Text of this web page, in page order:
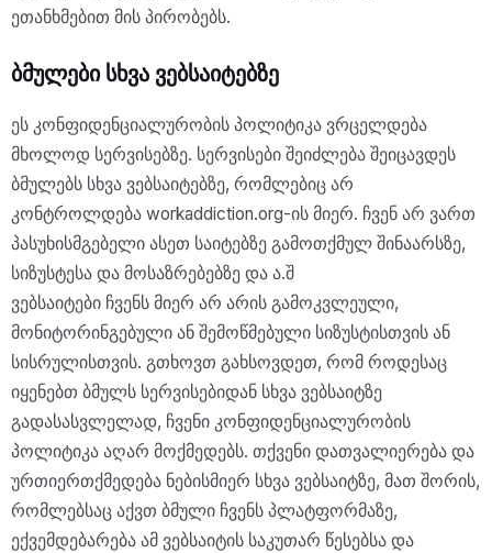
ეთანხმებით მის პირობებს.
ბმულები სხვა ვებსაიტებზე
ეს კონფიდენციალურობის პოლიტიკა ვრცელდება
მხოლოდ სერვისებზე. სერვისები შეიძლება შეიცავდეს
ბმულებს სხვა ვებსაიტებზე, რომლებიც არ
კონტროლდება workaddiction.org-ის მიერ. ჩვენ არ ვართ
პასუხისმგებელი ასეთ საიტებზე გამოთქმულ შინაარსზე,
სიზუსტესა და მოსაზრებებზე და ა.შ
ვებსაიტები ჩვენს მიერ არ არის გამოკვლეული,
მონიტორინგებული ან შემოწმებული სიზუსტისთვის ან
სისრულისთვის. გთხოვთ გახსოვდეთ, რომ როდესაც
იყენებთ ბმულს სერვისებიდან სხვა ვებსაიტზე
გადასასვლელად, ჩვენი კონფიდენციალურობის
პოლიტიკა აღარ მოქმედებს. თქვენი დათვალიერება და
ურთიერთქმედება ნებისმიერ სხვა ვებსაიტზე, მათ შორის,
რომლებსაც აქვთ ბმული ჩვენს პლატფორმაზე,
ექვემდებარება ამ ვებსაიტის საკუთარ წესებსა და